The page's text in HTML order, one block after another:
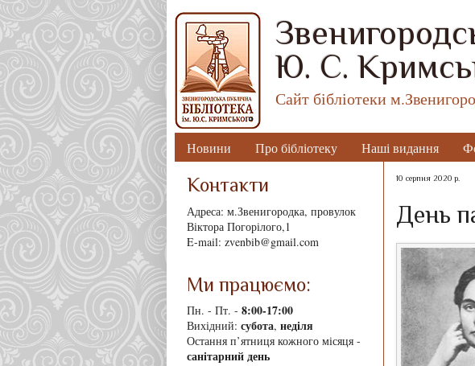
Ю. С.
Сайт бібліотеки
Новини Про бібліотеку Наші видання
10 серпня 2020 р.
День
Контакти
Адреса: м.Звенигородка, провулок
Віктора Погорілого,1
E-mail: zvenbib@gmail.com
Ми працюємо:
Пн. - Пт. - 8:00-17:00
Вихідний: субота, неділя
Остання п’ятниця кожного місяця -
санітарний день